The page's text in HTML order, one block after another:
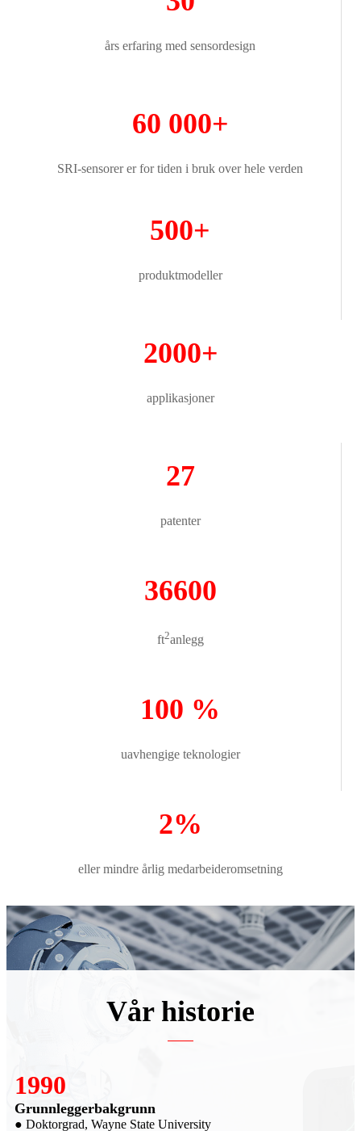
års erfaring med sensordesign
60 000+
SRI-sensorer er for tiden i bruk over hele verden
500+
produktmodeller
2000+
applikasjoner
27
patenter
36600
ft2anlegg
100 %
uavhengige teknologier
2%
eller mindre årlig medarbeideromsetning
Vår historie
2007
Grunnlegger SRI
● FoU